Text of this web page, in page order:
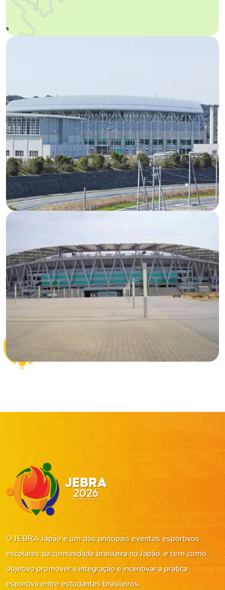
Arena Ecopa
Local dos jogos de vôlei
Praça de alimentação
O JEBRA Japão é um dos principais eventos esportivos
escolares da comunidade brasileira no Japão, e tem como
objetivo promover a integração e incentivar a prática
esportiva entre estudantes brasileiros.